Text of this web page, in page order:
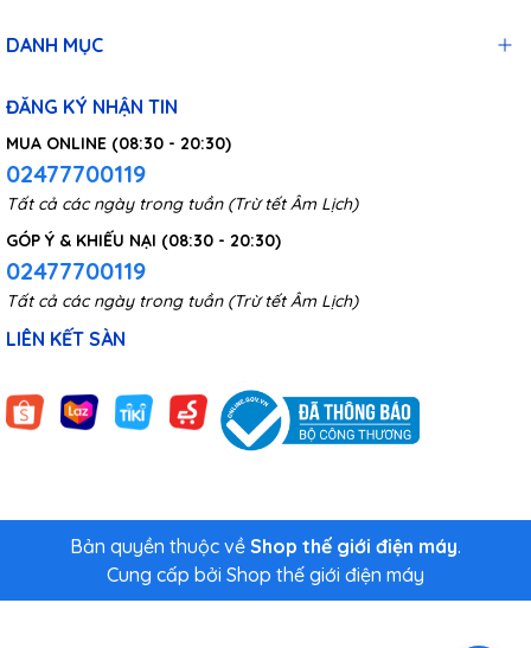
thiết kế nhỏ gọn mà còn bởi hiệu suất bơm mạnh mẽ,
và hiệu quả. Với tốc độ bơm đáng kinh ngạc, máy chỉ
mất khoảng 90 giây để bơm căng một lốp và chưa đầy
5 phút để bơm đầy một lốp xe bị xì hoàn toàn.
DANH MỤC
ĐĂNG KÝ NHẬN TIN
MUA ONLINE (08:30 - 20:30)
02477700119
Tất cả các ngày trong tuần (Trừ tết Âm Lịch)
GÓP Ý & KHIẾU NẠI (08:30 - 20:30)
02477700119
Tất cả các ngày trong tuần (Trừ tết Âm Lịch)
LIÊN KẾT SÀN
Bản quyền thuộc về Shop thế giới điện máy.
Cung cấp bởi Shop thế giới điện máy